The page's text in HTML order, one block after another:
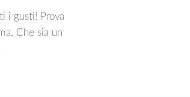
i gusti! Prova
Che sia un